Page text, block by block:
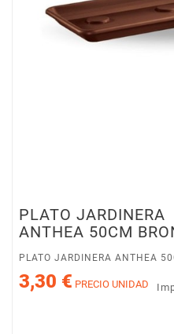
PLATO JARDINERA
ANTHEA 50CM
PLATO JARDINERA ANTHEA
3,30 € PRECIO UNIDAD